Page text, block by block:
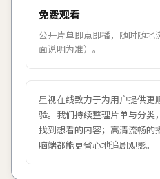
免费观看
公开片单即点即播，随时随地
面说明为准）。
星视在线致力于为用户提供更
验。我们持续整理片单与分类
找到想看的内容；高清流畅的
脑端都能更省心地追剧观影。